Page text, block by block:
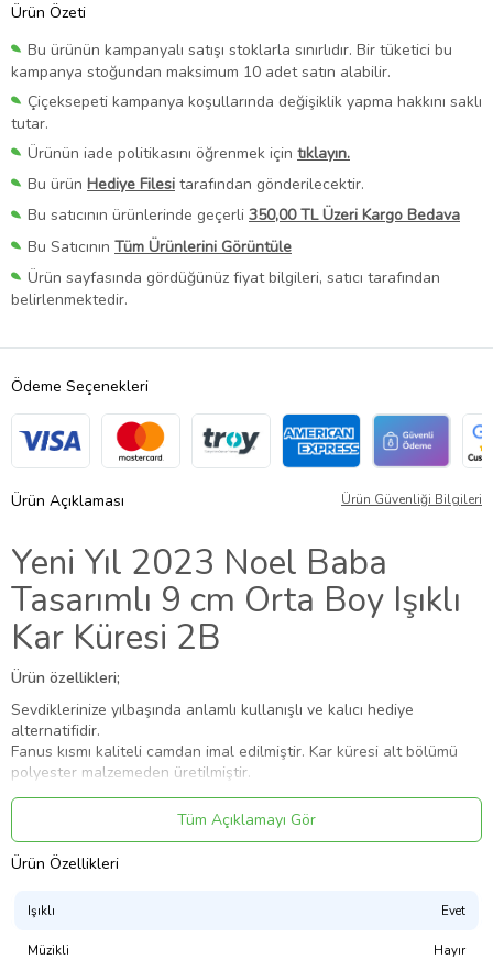
Ürün Özeti
Bu ürünün kampanyalı satışı stoklarla sınırlıdır. Bir tüketici bu
kampanya stoğundan maksimum 10 adet satın alabilir.
Çiçeksepeti kampanya koşullarında değişiklik yapma hakkını saklı
tutar.
Ürünün iade politikasını öğrenmek için tıklayın.
Bu ürün Hediye Filesi tarafından gönderilecektir.
Bu satıcının ürünlerinde geçerli 350,00 TL Üzeri Kargo Bedava
Bu Satıcının Tüm Ürünlerini Görüntüle
Ürün sayfasında gördüğünüz fiyat bilgileri, satıcı tarafından
belirlenmektedir.
Ödeme Seçenekleri
Ürün Açıklaması Ürün Güvenliği Bilgileri
Yeni Yıl 2023 Noel Baba
Tasarımlı 9 cm Orta Boy Işıklı
Kar Küresi 2B
Ürün özellikleri;
Sevdiklerinize yılbaşında anlamlı kullanışlı ve kalıcı hediye
alternatifidir.
Fanus kısmı kaliteli camdan imal edilmiştir. Kar küresi alt bölümü
polyester malzemeden üretilmiştir.
Gövde üzerinde kabartmalı yılbaşı, noel baba desenleri mevcuttur.
Sallandığında kar taneleri uçuşmaktadır.
Alt kısmındaki tuş ile ışık yanmakadır.
Ürün modeli stok durumuna göre gönderilmektedir.
Ürün Ölçüleri:
Kar küresi eni: 6.5 cm
Tüm Açıklamayı Gör
Ürün Özellikleri
Işıklı Evet
Müzikli Hayır